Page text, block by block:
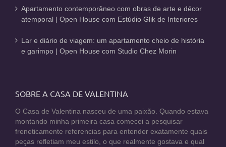
Apartamento contemporâneo com obras de arte e décor
atemporal | Open House com Estúdio Glik de Interiores
Lar e diário de viagem: um apartamento cheio de história
e garimpo | Open House com Studio Chez Morin
SOBRE A CASA DE VALENTINA
O Casa de Valentina nasceu de uma paixão. Quando estava
montando minha primeira casa comecei a pesquisar
freneticamente referencias para entender exatamente quais
peças refletiam meu estilo, o que realmente gostava e qual